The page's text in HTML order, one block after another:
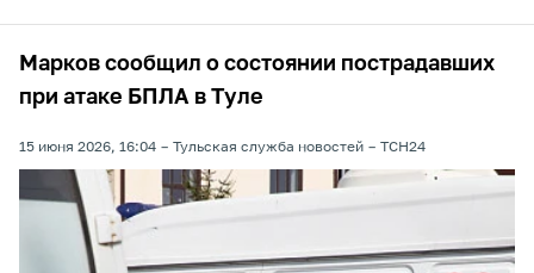
Марков сообщил о состоянии пострадавших
при атаке БПЛА в Туле
15 июня 2026, 16:04 Тульская служба новостей ТСН24